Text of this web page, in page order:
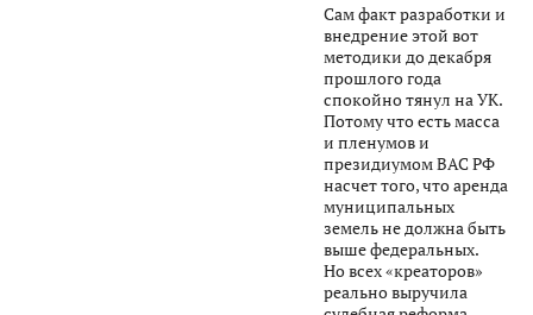
Сам факт разработки и
внедрение этой вот
методики до декабря
прошлого года
спокойно тянул на УК.
Потому что есть масса
и пленумов и
президиумом ВАС РФ
насчет того, что аренда
муниципальных
земель не должна быть
выше федеральных.
Но всех «креаторов»
реально выручила